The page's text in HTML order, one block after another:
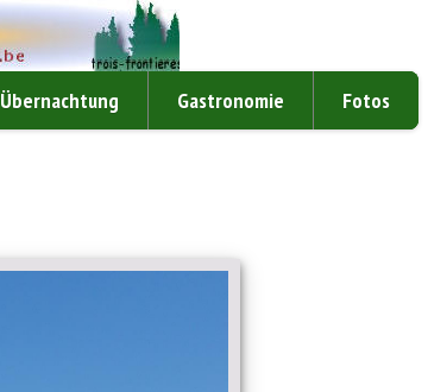
Übernachtung Gastronomie Fotos